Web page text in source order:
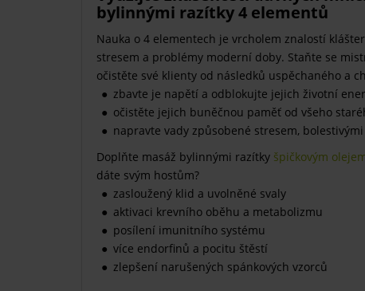
bylinnými razítky 4 elementů
Nauka o 4 elementech je vrcholem znalostí
stresem a problémy moderní doby. Staňte se
očistěte své klienty od následků uspěchaného a
zbavte je napětí a odblokujte jejich životní
očistěte jejich buněčnou paměť od všeho
napravte vady způsobené stresem,
Doplňte masáž bylinnými razítky špičkovým
dáte svým hostům?
zasloužený klid a uvolněné svaly
aktivaci krevního oběhu a metabolizmu
posílení imunitního systému
více endorfinů a pocitu štěstí
zlepšení narušených spánkových vzorců